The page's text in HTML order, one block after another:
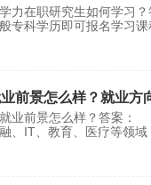
力在职研究生如何学习
专科学历即可报名学习
前景怎么样？就业方
就业前景怎么样？答案
、IT、教育、医疗等领